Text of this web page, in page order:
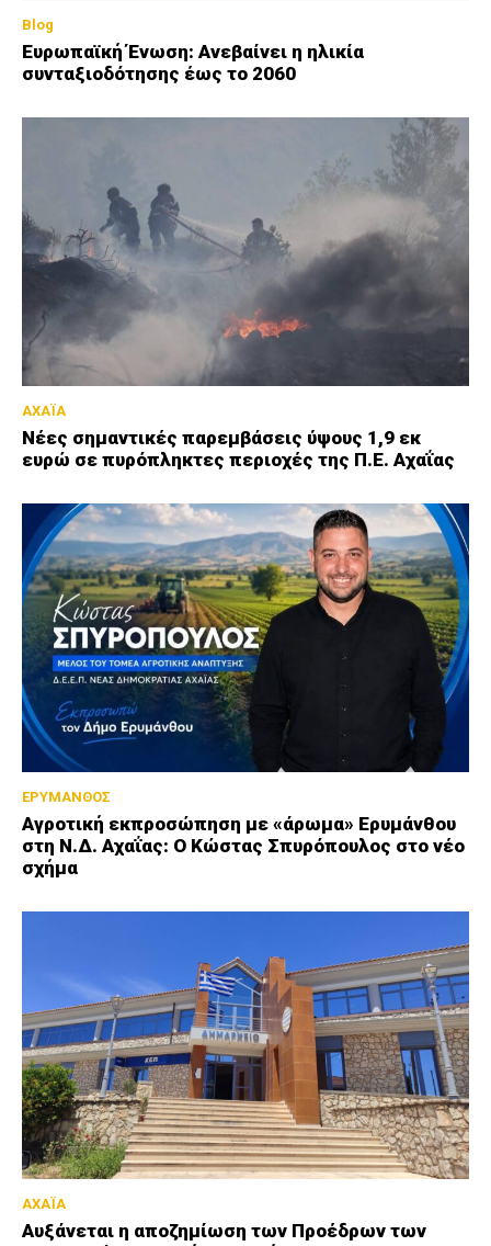
Blog
Ευρωπαϊκή Ένωση: Ανεβαίνει η ηλικία
συνταξιοδότησης έως το 2060
ΑΧΑΪΑ
Νέες σημαντικές παρεμβάσεις ύψους 1,9 εκ
ευρώ σε πυρόπληκτες περιοχές της Π.Ε. Αχαΐας
ΕΡΥΜΑΝΘΟΣ
Αγροτική εκπροσώπηση με «άρωμα» Ερυμάνθου
στη Ν.Δ. Αχαΐας: Ο Κώστας Σπυρόπουλος στο νέο
σχήμα
ΑΧΑΪΑ
Αυξάνεται η αποζημίωση των Προέδρων των